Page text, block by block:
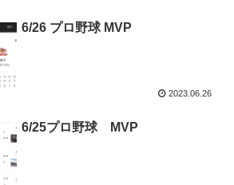
6/26 プロ野球 MVP
2023.06.26
6/25プロ野球 MVP